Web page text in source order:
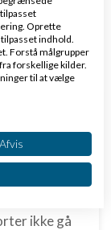
& ledelse
kan du nemt
ikke gå
Oprette
indhold.
Forstå målgrupper
forskellige kilder.
til at vælge
Afvis